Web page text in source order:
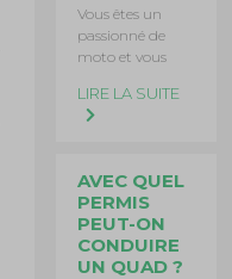
Vous êtes un
passionné de
moto et vous
LIRE LA SUITE
AVEC QUEL
PERMIS
PEUT-ON
CONDUIRE
UN QUAD ?